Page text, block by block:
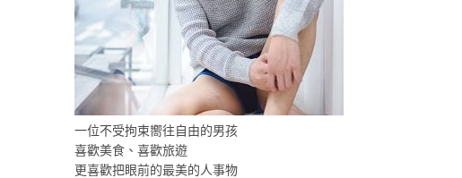
一位不受拘束嚮往自由的男孩
喜歡美食、喜歡旅遊
更喜歡把眼前的最美的人事物